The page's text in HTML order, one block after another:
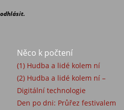
odhlásit.
Něco k počtení
(1) Hudba a lidé kolem ní
(2) Hudba a lidé kolem ní –
Digitální technologie
Den po dni: Průřez festivalem